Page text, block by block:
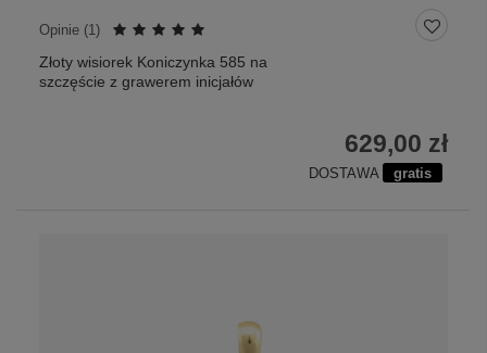
Opinie (1)
Złoty wisiorek Koniczynka 585 na
szczęście z grawerem inicjałów
629,00 zł
DOSTAWA gratis